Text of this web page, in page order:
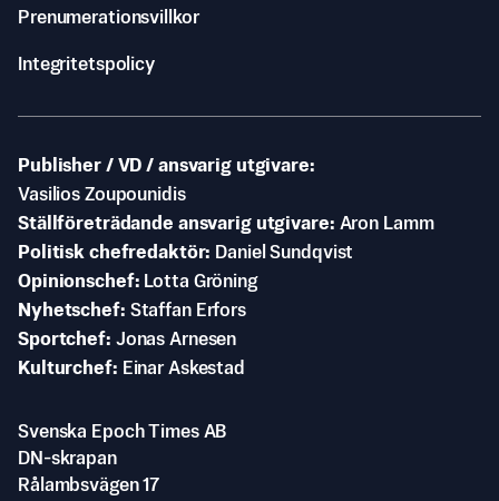
Prenumerationsvillkor
Integritetspolicy
Publisher / VD / ansvarig utgivare
Vasilios Zoupounidis
Ställföreträdande ansvarig utgivare Aron Lamm
Politisk chefredaktör
Daniel Sundqvist
Opinionschef
Lotta Gröning
Nyhetschef Staffan Erfors
Sportchef Jonas Arnesen
Kulturchef
Einar Askestad
Svenska Epoch Times AB
DN-skrapan
Rålambsvägen 17